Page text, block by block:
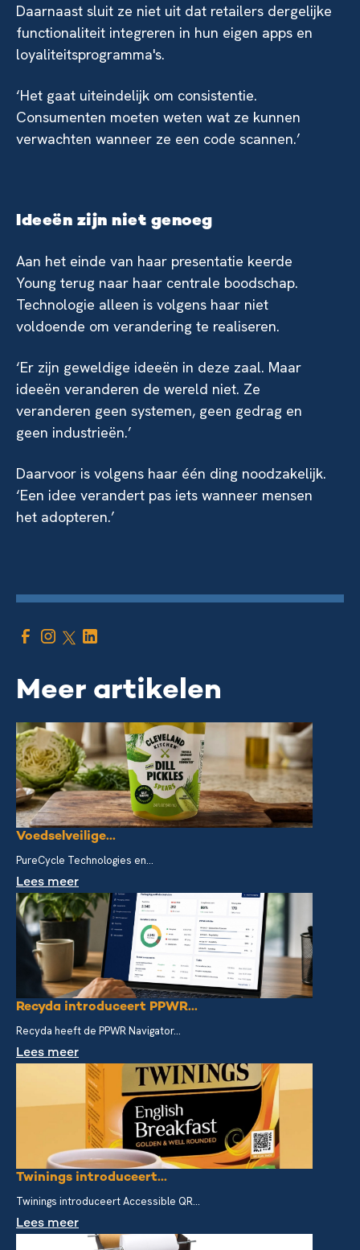
Daarnaast sluit ze niet uit dat retailers dergelijke
functionaliteit integreren in hun eigen apps en
loyaliteitsprogramma's.
‘Het gaat uiteindelijk om consistentie.
Consumenten moeten weten wat ze kunnen
verwachten wanneer ze een code scannen.’
Ideeën zijn niet genoeg
Aan het einde van haar presentatie keerde
Young terug naar haar centrale boodschap.
Technologie alleen is volgens haar niet
voldoende om verandering te realiseren.
‘Er zijn geweldige ideeën in deze zaal. Maar
ideeën veranderen de wereld niet. Ze
veranderen geen systemen, geen gedrag en
geen industrieën.’
Daarvoor is volgens haar één ding noodzakelijk.
‘Een idee verandert pas iets wanneer mensen
het adopteren.’
Meer artikelen
Voedselveilige...
PureCycle Technologies en...
Lees meer
Recyda introduceert PPWR...
Recyda heeft de PPWR Navigator...
Lees meer
Twinings introduceert...
Twinings introduceert Accessible QR...
Lees meer